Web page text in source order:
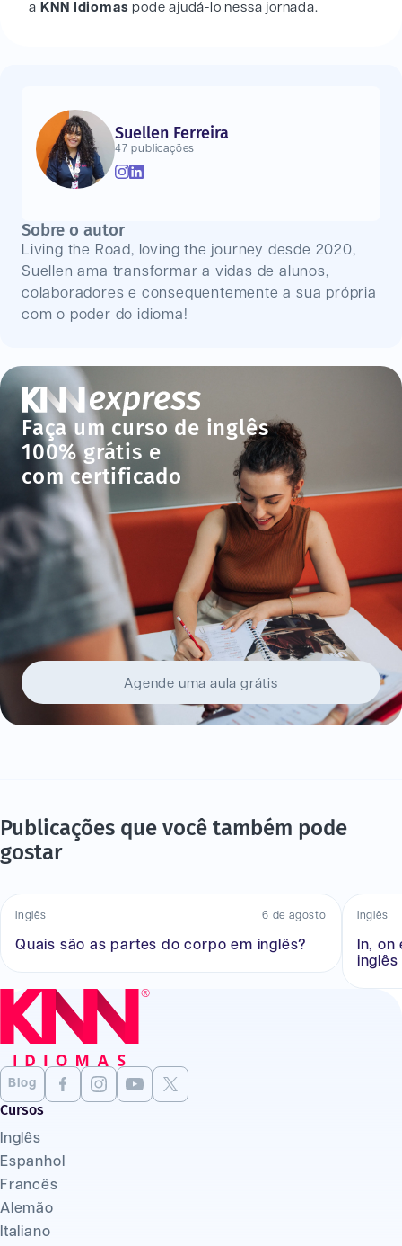
Faça um curso de inglês
100% grátis e
com certificado
Agende uma aula grátis
a KNN Idiomas pode ajudá-lo nessa jornada.
Publicações que você também pode
gostar
Inglês 6 de agosto
Quais são as partes do corpo em inglês?
Inglês
In,
inglês
Suellen Ferreira
47 publicações
Sobre o autor
Living the Road, loving the journey desde 2020,
Suellen ama transformar a vidas de alunos,
colaboradores e consequentemente a sua própria
com o poder do idioma!
Blog
Cursos
Inglês
Espanhol
Francês
Alemão
Italiano